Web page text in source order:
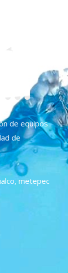
de equipos
de
metepec